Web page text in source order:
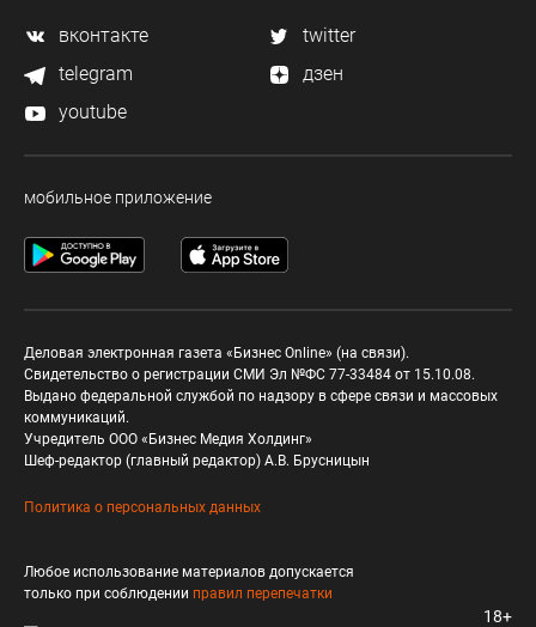
вконтакте
twitter
telegram
дзен
youtube
мобильное приложение
Деловая электронная газета «Бизнес Online» (на связи).
Свидетельство о регистрации СМИ Эл №ФС 77-33484 от 15.10.08.
Выдано федеральной службой по надзору в сфере связи и массовых
коммуникаций.
Учредитель ООО «Бизнес Медия Холдинг»
Шеф-редактор (главный редактор) А.В. Брусницын
Политика о персональных данных
Любое использование материалов допускается
только при соблюдении правил перепечатки
18+